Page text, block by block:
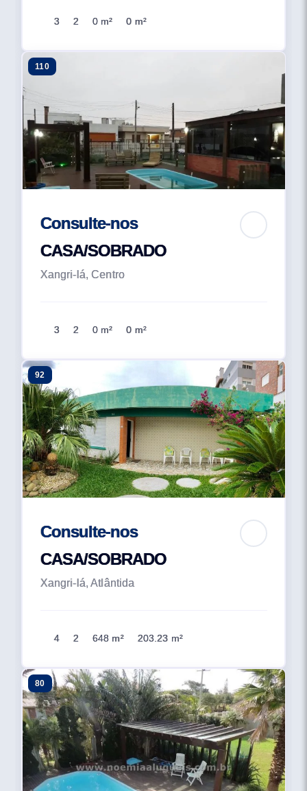
3 2 0 m² 0 m²
110
Consulte-nos
CASA/SOBRADO
Xangri-lá, Centro
3 2 0 m² 0 m²
92
Consulte-nos
CASA/SOBRADO
Xangri-lá, Atlântida
4 2 648 m² 203.23 m²
80